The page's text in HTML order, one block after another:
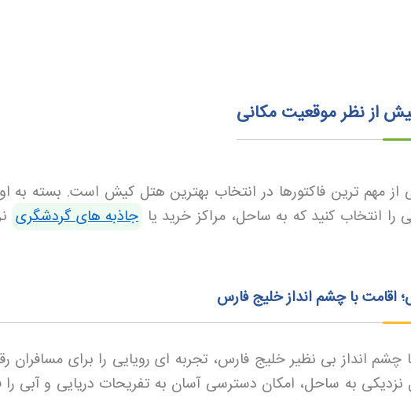
از نظر موقعیت مکانی
مهم ترین فاکتورها در انتخاب بهترین هتل کیش است. بسته به
انتخاب کنید که به ساحل، مراکز خرید یا جاذبه های گردشگری
با چشم‌ انداز خلیج فارس
انداز بی نظیر خلیج فارس، تجربه ای رویایی را برای مسافران
نزدیکی به ساحل، امکان دسترسی آسان به تفریحات دریایی و آبی را